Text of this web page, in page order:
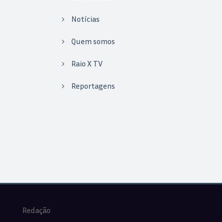
Notícias
Quem somos
Raio X TV
Reportagens
Redação